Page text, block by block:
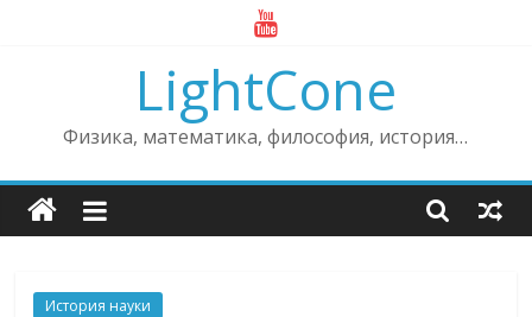
LightCone
Физика, математика, философия, история…
История науки